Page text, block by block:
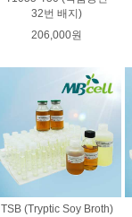
32번 배지)
206,000원
TSB (Tryptic Soy Broth)